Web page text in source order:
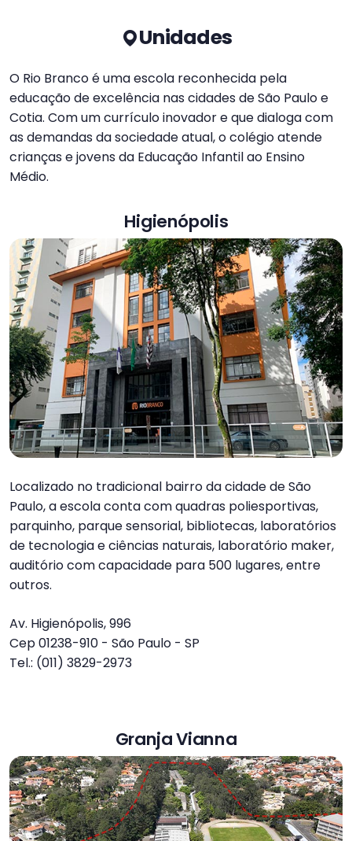
Unidades
O Rio Branco é uma escola reconhecida pela
educação de excelência nas cidades de São Paulo e
Cotia. Com um currículo inovador e que dialoga com
as demandas da sociedade atual, o colégio atende
crianças e jovens da Educação Infantil ao Ensino
Médio.
Higienópolis
Localizado no tradicional bairro da cidade de São
Paulo, a escola conta com quadras poliesportivas,
parquinho, parque sensorial, bibliotecas, laboratórios
de tecnologia e ciências naturais, laboratório maker,
auditório com capacidade para 500 lugares, entre
outros.
Av. Higienópolis, 996
Cep 01238-910 - São Paulo - SP
Tel.: (011) 3829-2973
Granja Vianna